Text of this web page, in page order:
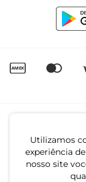
Utilizamos
experiência
nosso site
Igualdade Salarial